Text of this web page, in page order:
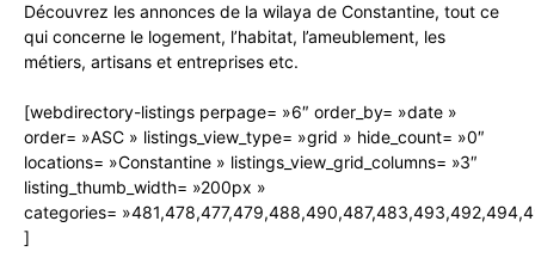
Découvrez les annonces de la wilaya de Constantine, tout ce
qui concerne le logement, l’habitat, l’ameublement, les
métiers, artisans et entreprises etc.
[webdirectory-listings perpage= »6″ order_by= »date »
order= »ASC » listings_view_type= »grid » hide_count= »0″
locations= »Constantine » listings_view_grid_columns= »3″
listing_thumb_width= »200px »
categories=
]